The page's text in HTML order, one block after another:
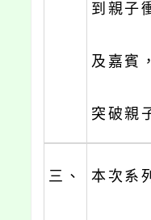
到親子
及嘉賓
突破親
三、 本次系